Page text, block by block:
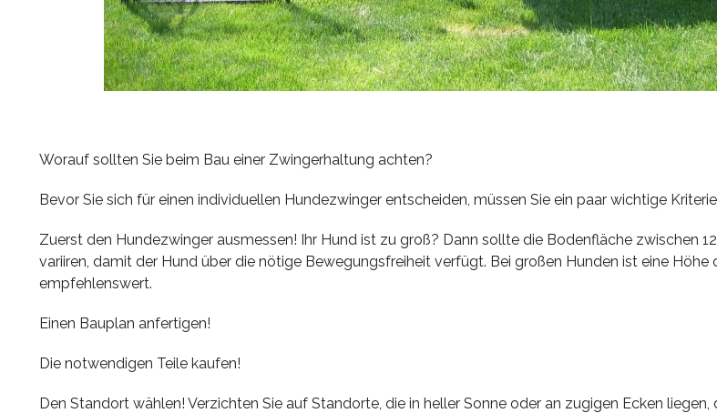
Worauf sollten Sie beim Bau einer Zwingerhaltung achten?
Bevor Sie sich für einen individuellen Hundezwinger entscheiden, müssen Sie ein paar wichtige
Zuerst den Hundezwinger ausmessen! Ihr Hund ist zu groß? Dann sollte die Bodenfläche zwischen
variiren, damit der Hund über die nötige Bewegungsfreiheit verfügt. Bei großen Hunden ist eine Höhe
empfehlenswert.
Einen Bauplan anfertigen!
Die notwendigen Teile kaufen!
Den Standort wählen! Verzichten Sie auf Standorte, die in heller Sonne oder an zugigen Ecken